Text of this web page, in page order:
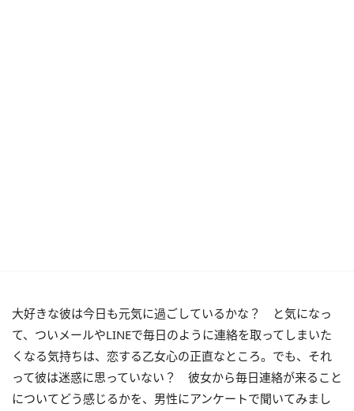
大好きな彼は今日も元気に過ごしているかな？ と気になっ
て、ついメールやLINEで毎日のように連絡を取ってしまいた
くなる気持ちは、恋する乙女心の正直なところ。でも、それ
って彼は迷惑に思っていない？ 彼女から毎日連絡が来ること
についてどう感じるかを、男性にアンケートで聞いてみまし